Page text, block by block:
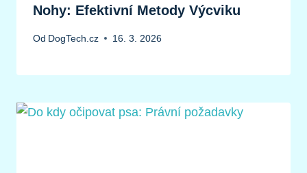
Nohy: Efektivní Metody Výcviku
Od DogTech.cz 16. 3. 2026